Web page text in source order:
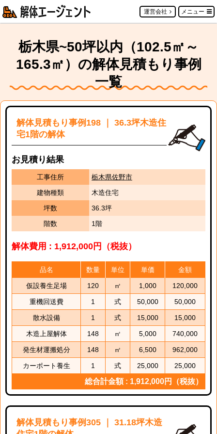
運営会社 メニュー
栃木県~50坪以内（102.5㎡～
165.3㎡）の解体見積もり事例
一覧
解体見積もり事例198 ｜ 36.3坪木造住
宅1階の解体
お見積り結果
工事住所
栃木県佐野市
建物種類
木造住宅
坪数
36.3坪
階数
1階
解体費用 : 1,912,000円（税抜）
総合計金額 : 1,912,000円（税抜）
品名 数量 単位 単価 金額
仮設養生足場 120 ㎡ 1,000 120,000
重機回送費 1 式 50,000 50,000
散水設備 1 式 15,000 15,000
木造上屋解体 148 ㎡ 5,000 740,000
発生材運搬処分 148 ㎡ 6,500 962,000
カーポート養生 1 式 25,000 25,000
解体見積もり事例305 ｜ 31.18坪木造